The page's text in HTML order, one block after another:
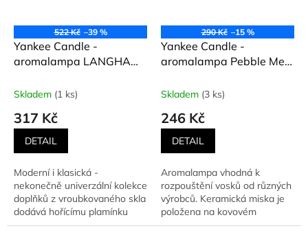
522 Kč –39 %
Yankee Candle -
aromalampa LANGHAM
FACETED
Skladem (1 ks)
317 Kč
DETAIL
Moderní i klasická -
nekonečně univerzální kolekce
doplňků z vroubkovaného skla
dodává hořícímu plamínku
lomené světelné efekty....
290 Kč –15 %
Yankee Candle -
aromalampa Pebble Melt
Skladem (3 ks)
246 Kč
DETAIL
Aromalampa vhodná k
rozpouštění vosků od různých
výrobců. Keramická miska je
položena na kovovém
stojánku se základnou pro